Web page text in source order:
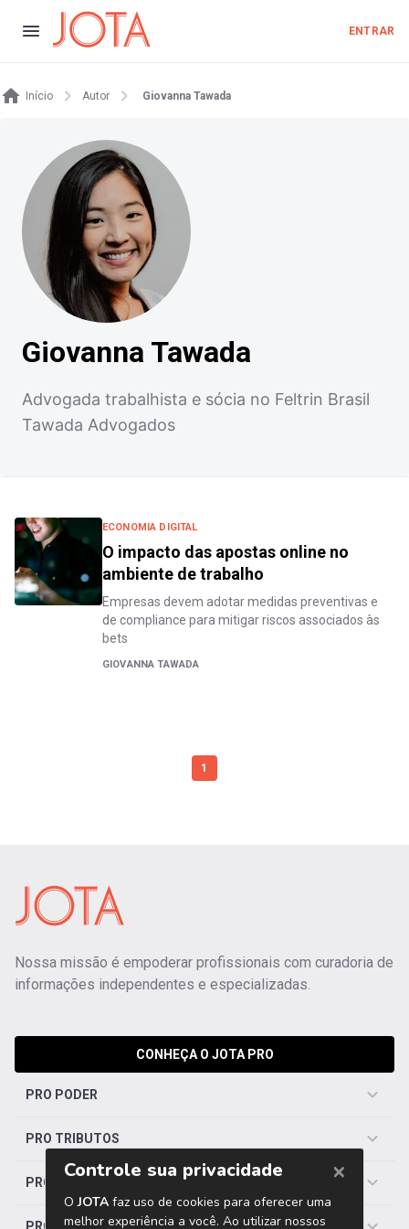
ENTRAR
Início Autor Giovanna Tawada
Giovanna Tawada
Advogada trabalhista e sócia no Feltrin Brasil
Tawada Advogados
ECONOMIA DIGITAL
O impacto das apostas online no
ambiente de trabalho
Empresas devem adotar medidas preventivas e
de compliance para mitigar riscos associados às
bets
GIOVANNA TAWADA
1
Nossa missão é empoderar profissionais com curadoria de
informações independentes e especializadas.
CONHEÇA O JOTA PRO
PRO PODER
PRO TRIBUTOS
PRO TRABALHISTA